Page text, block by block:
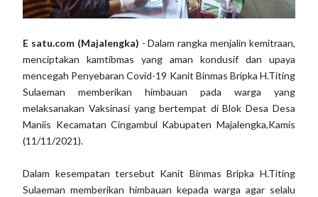
E satu.com (Majalengka) - Dalam rangka menjalin kemitraan,
menciptakan kamtibmas yang aman kondusif dan upaya
mencegah Penyebaran Covid-19 Kanit Binmas Bripka H.Titing
Sulaeman memberikan himbauan pada warga yang
melaksanakan Vaksinasi yang bertempat di Blok Desa Desa
Maniis Kecamatan Cingambul Kabupaten Majalengka,Kamis
(11/11/2021).
Dalam kesempatan tersebut Kanit Binmas Bripka H.Titing
Sulaeman memberikan himbauan kepada warga agar selalu